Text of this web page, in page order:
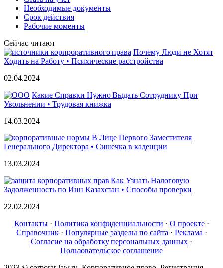
Необходимые документы
Срок действия
Рабочие моменты
Сейчас читают
Почему Люди не Хотят
Ходить на Работу • Психические расстройства
02.04.2024
Какие Справки Нужно Выдать Сотруднику При
Увольнении • Трудовая книжка
14.03.2024
В Лице Первого Заместителя
Генерального Директора • Сишечка в каденции
13.03.2024
Как Узнать Налоговую
Задолженность по Инн Казахстан • Способы проверки
22.02.2024
Контакты· Политика конфиденциальности · О проекте·
Справочник· Популярные разделы по сайта · Реклама ·
Согласие на обработку персональных данных ·
Пользовательское соглашение